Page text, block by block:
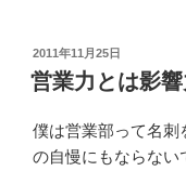
投
稿
日:
2011年11月25日
営業力とは影響
僕は営業部って名刺
の自慢にもならな